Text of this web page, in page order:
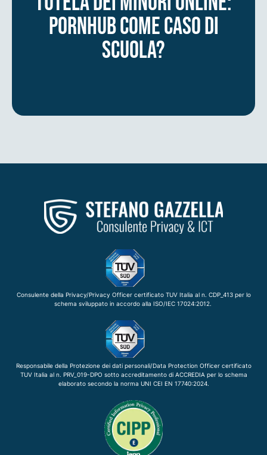
Pornhub come caso di
scuola?
Consulente della Privacy/Privacy Officer certificato TUV Italia al n. CDP_413 per lo
schema sviluppato in accordo alla ISO/IEC 17024:2012.
Responsabile della Protezione dei dati personali/Data Protection Officer certificato
TUV Italia al n. PRV_019-DPO sotto accreditamento di ACCREDIA per lo schema
elaborato secondo la norma UNI CEI EN 17740:2024.